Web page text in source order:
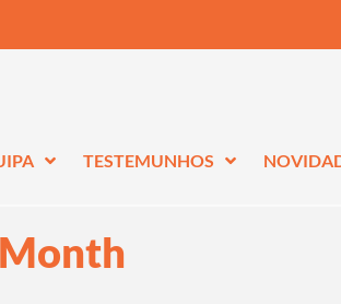
TESTEMUNHOS